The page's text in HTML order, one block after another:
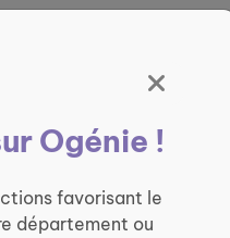
Ogénie !
favorisant le
département ou